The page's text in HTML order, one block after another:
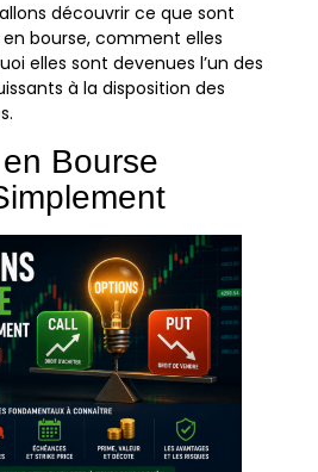
découvrir ce que sont
bourse, comment elles
elles sont devenues l’un des
à la disposition des
Bourse